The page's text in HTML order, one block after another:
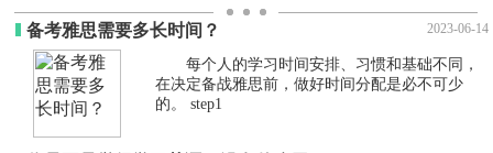
备考雅思需要多长时间？ 2023-06-14
每个人的学习时间安排、习惯和基础不同，
在决定备战雅思前，做好时间分配是必不可少
的。 step1